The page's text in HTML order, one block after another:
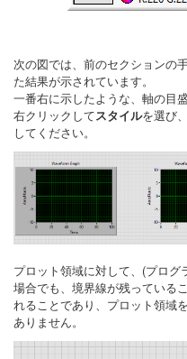
次の図では、前のセクションの
た結果が示されています。
一番右に示したような、軸の目
右クリックしてスタイルを選び
してください。
プロット領域に対して、(プロ
場合でも、境界線が残っている
れることであり、プロット領域
ありません。